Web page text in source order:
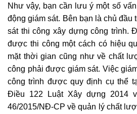
Như vậy, bạn cần lưu ý một số
động giám sát. Bên bạn là chủ
sát thi công xây dựng công trình.
được thi công một cách có hiệu
mặt thời gian cũng như về chất
công phải được giám sát. Việc
công trình được quy định cụ thể
Điều 122 Luật Xây dựng 2014
46/2015/NĐ-CP về quản lý chất